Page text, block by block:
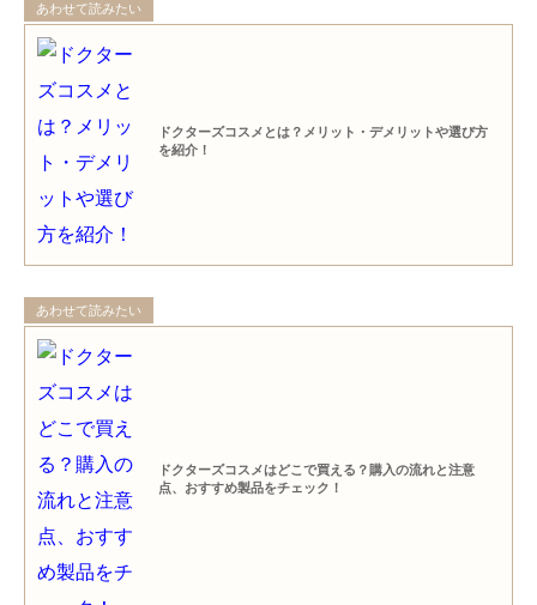
あわせて読みたい
ドクターズコスメとは？メリット・デメリットや選び方
を紹介！
あわせて読みたい
ドクターズコスメはどこで買える？購入の流れと注意
点、おすすめ製品をチェック！